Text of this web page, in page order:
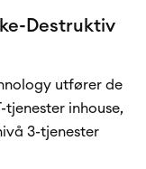
Destruktiv
utfører de
tjenester inhouse,
3-tjenester